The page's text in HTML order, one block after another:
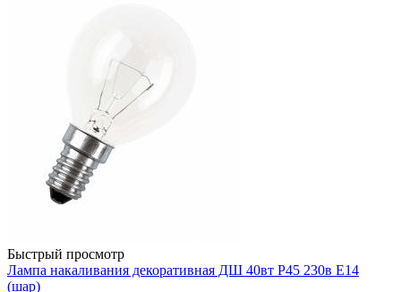
Быстрый просмотр
Лампа накаливания декоративная ДШ 40вт P45 230в E14
(шар)